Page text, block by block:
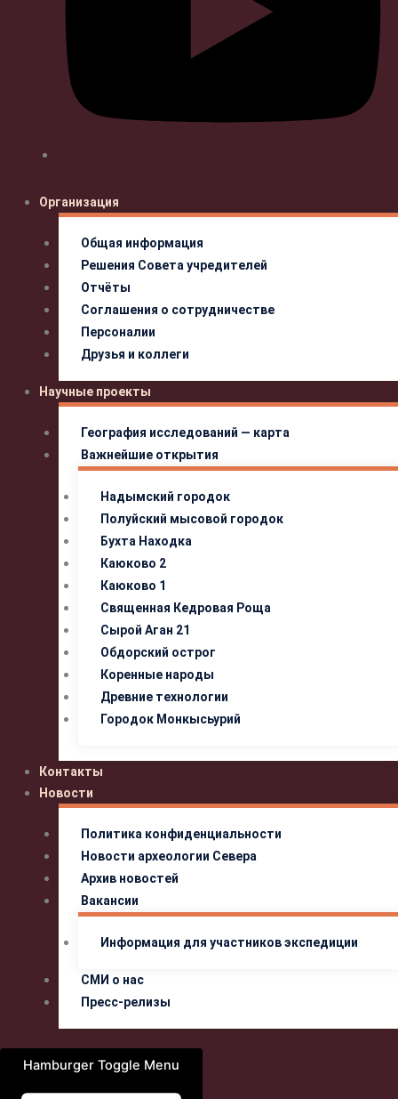
Организация
Общая информация
Решения Совета учредителей
Отчёты
Соглашения о сотрудничестве
Персоналии
Друзья и коллеги
Научные проекты
География исследований — карта
Важнейшие открытия
Надымский городок
Полуйский мысовой городок
Бухта Находка
Каюково 2
Каюково 1
Священная Кедровая Роща
Сырой Аган 21
Обдорский острог
Коренные народы
Древние технологии
Городок Монкысьурий
Контакты
Новости
Политика конфиденциальности
Новости археологии Севера
Архив новостей
Вакансии
Информация для участников экспедиции
СМИ о нас
Пресс-релизы
Hamburger Toggle Menu